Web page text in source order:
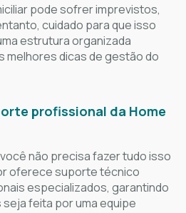
pode sofrer imprevistos,
cuidado para que isso
estrutura organizada
melhores dicas de gestão do
profissional da Home
não precisa fazer tudo isso
oferece suporte técnico
especializados, garantindo
feita por uma equipe